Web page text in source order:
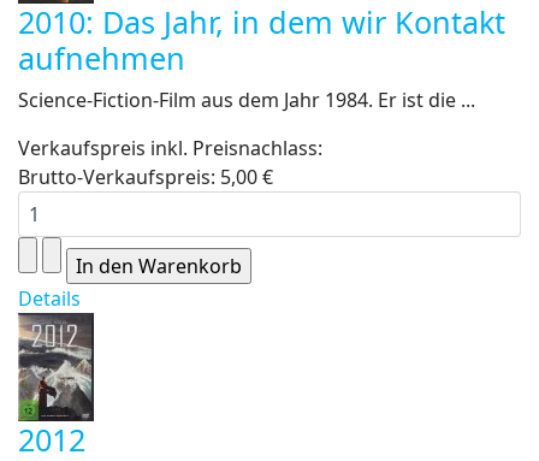
2010: Das Jahr, in dem wir Kontakt
aufnehmen
Science-Fiction-Film aus dem Jahr 1984. Er ist die ...
Verkaufspreis inkl. Preisnachlass:
Brutto-Verkaufspreis: 5,00 €
Details
2012